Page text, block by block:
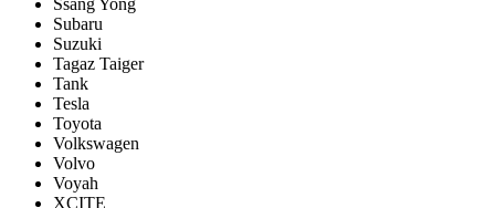
Ssang Yong
Subaru
Suzuki
Tagaz Taiger
Tank
Tesla
Toyota
Volkswagen
Volvo
Voyah
XCITE